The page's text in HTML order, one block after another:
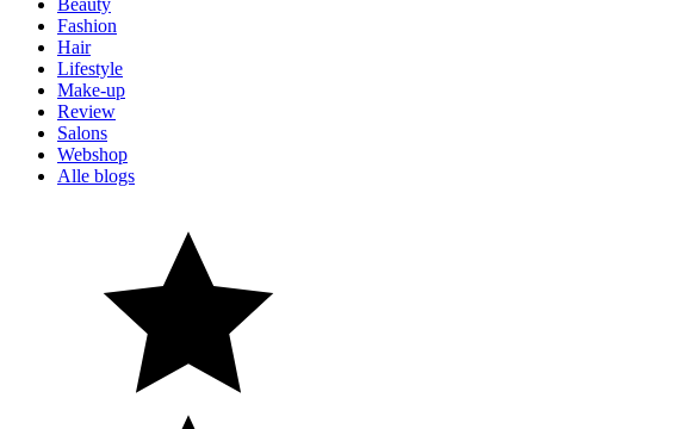
Beauty
Fashion
Hair
Lifestyle
Make-up
Review
Salons
Webshop
Alle blogs